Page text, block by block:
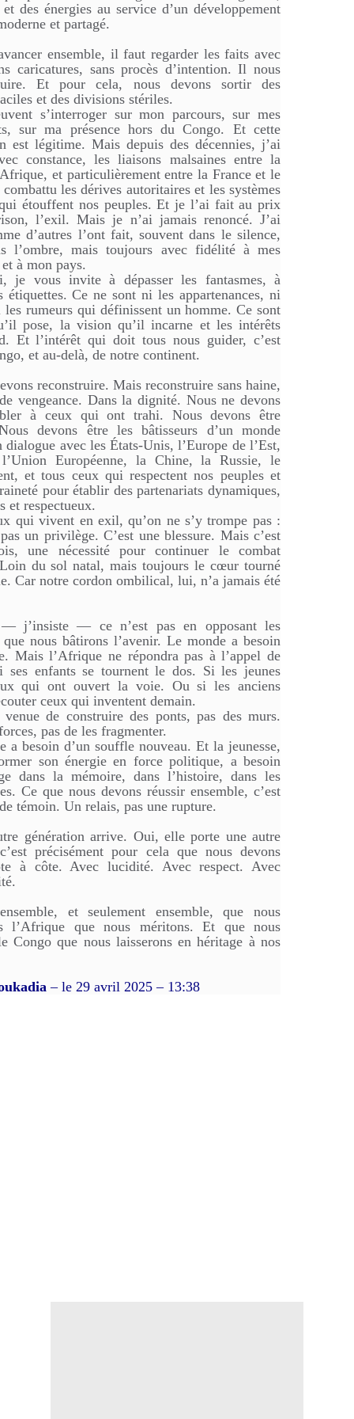
des énergies au service d’un développement
et partagé.
ensemble, il faut regarder les faits avec
caricatures, sans procès d’intention. Il nous
Et pour cela, nous devons sortir des
et des divisions stériles.
s’interroger sur mon parcours, sur mes
sur ma présence hors du Congo. Et cette
est légitime. Mais depuis des décennies, j’ai
constance, les liaisons malsaines entre la
et particulièrement entre la France et le
combattu les dérives autoritaires et les systèmes
étouffent nos peuples. Et je l’ai fait au prix
l’exil. Mais je n’ai jamais renoncé. J’ai
d’autres l’ont fait, souvent dans le silence,
l’ombre, mais toujours avec fidélité à mes
à mon pays.
je vous invite à dépasser les fantasmes, à
étiquettes. Ce ne sont ni les appartenances, ni
rumeurs qui définissent un homme. Ce sont
pose, la vision qu’il incarne et les intérêts
Et l’intérêt qui doit tous nous guider, c’est
et au-delà, de notre continent.
reconstruire. Mais reconstruire sans haine,
vengeance. Dans la dignité. Nous ne devons
à ceux qui ont trahi. Nous devons être
devons être les bâtisseurs d’un monde
dialogue avec les États-Unis, l’Europe de l’Est,
Européenne, la Chine, la Russie, le
et tous ceux qui respectent nos peuples et
pour établir des partenariats dynamiques,
et respectueux.
qui vivent en exil, qu’on ne s’y trompe pas :
un privilège. C’est une blessure. Mais c’est
une nécessité pour continuer le combat
du sol natal, mais toujours le cœur tourné
Car notre cordon ombilical, lui, n’a jamais été
j’insiste — ce n’est pas en opposant les
que nous bâtirons l’avenir. Le monde a besoin
Mais l’Afrique ne répondra pas à l’appel de
ses enfants se tournent le dos. Si les jeunes
qui ont ouvert la voie. Ou si les anciens
ceux qui inventent demain.
venue de construire des ponts, pas des murs.
pas de les fragmenter.
a besoin d’un souffle nouveau. Et la jeunesse,
son énergie en force politique, a besoin
dans la mémoire, dans l’histoire, dans les
Ce que nous devons réussir ensemble, c’est
témoin. Un relais, pas une rupture.
génération arrive. Oui, elle porte une autre
précisément pour cela que nous devons
à côte. Avec lucidité. Avec respect. Avec
et seulement ensemble, que nous
l’Afrique que nous méritons. Et que nous
Congo que nous laisserons en héritage à nos
– le 29 avril 2025 – 13:38